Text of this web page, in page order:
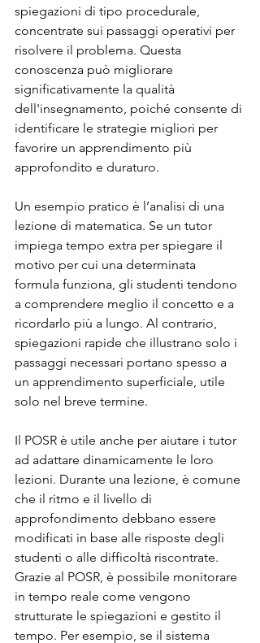
spiegazioni di tipo procedurale,
concentrate sui passaggi operativi per
risolvere il problema. Questa
conoscenza può migliorare
significativamente la qualità
dell'insegnamento, poiché consente di
identificare le strategie migliori per
favorire un apprendimento più
approfondito e duraturo.
Un esempio pratico è l’analisi di una
lezione di matematica. Se un tutor
impiega tempo extra per spiegare il
motivo per cui una determinata
formula funziona, gli studenti tendono
a comprendere meglio il concetto e a
ricordarlo più a lungo. Al contrario,
spiegazioni rapide che illustrano solo i
passaggi necessari portano spesso a
un apprendimento superficiale, utile
solo nel breve termine.
Il POSR è utile anche per aiutare i tutor
ad adattare dinamicamente le loro
lezioni. Durante una lezione, è comune
che il ritmo e il livello di
approfondimento debbano essere
modificati in base alle risposte degli
studenti o alle difficoltà riscontrate.
Grazie al POSR, è possibile monitorare
in tempo reale come vengono
strutturate le spiegazioni e gestito il
tempo. Per esempio, se il sistema